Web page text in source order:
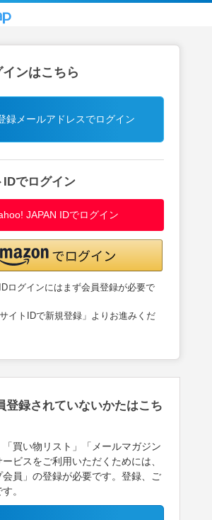
ンはこちら
録メールアドレスでログイン
IDでログイン
JAPAN IDでログイン
ログインにはまず会員登録が必要で
イトIDで新規登録」よりお進みくだ
登録されていないかたはこち
「買い物リスト」「メールマガジン
ビスをご利用いただくためには、
会員」の登録が必要です。登録、ご
。